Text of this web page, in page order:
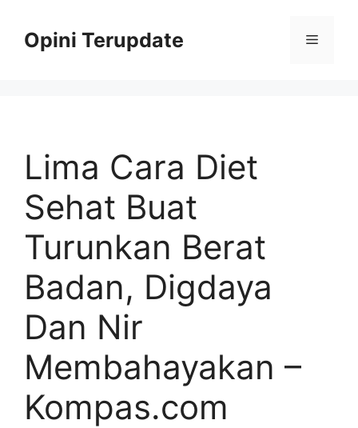
contentOpini Terupdate Menu
Lima Cara Diet
Sehat Buat
Turunkan Berat
Badan, Digdaya
Dan Nir
Membahayakan –
Kompas.com